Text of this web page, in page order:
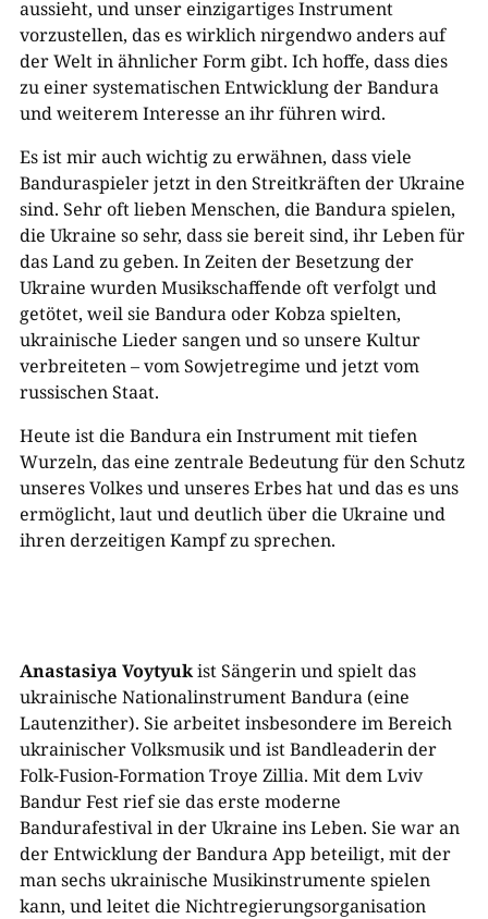
aussieht, und unser einzigartiges Instrument
vorzustellen, das es wirklich nirgendwo anders auf
der Welt in ähnlicher Form gibt. Ich hoffe, dass dies
zu einer systematischen Entwicklung der Bandura
und weiterem Interesse an ihr führen wird.
Es ist mir auch wichtig zu erwähnen, dass viele
Banduraspieler jetzt in den Streitkräften der Ukraine
sind. Sehr oft lieben Menschen, die Bandura spielen,
die Ukraine so sehr, dass sie bereit sind, ihr Leben für
das Land zu geben. In Zeiten der Besetzung der
Ukraine wurden Musikschaffende oft verfolgt und
getötet, weil sie Bandura oder Kobza spielten,
ukrainische Lieder sangen und so unsere Kultur
verbreiteten – vom Sowjetregime und jetzt vom
russischen Staat.
Heute ist die Bandura ein Instrument mit tiefen
Wurzeln, das eine zentrale Bedeutung für den Schutz
unseres Volkes und unseres Erbes hat und das es uns
ermöglicht, laut und deutlich über die Ukraine und
ihren derzeitigen Kampf zu sprechen.
Anastasiya Voytyukist Sängerin und spielt das
ukrainische Nationalinstrument Bandura (eine
Lautenzither). Sie arbeitet insbesondere im Bereich
ukrainischer Volksmusik und ist Bandleaderin der
Folk-Fusion-Formation Troye Zillia. Mit dem Lviv
Bandur Fest rief sie das erste moderne
Bandurafestival in der Ukraine ins Leben. Sie war an
der Entwicklung der Bandura App beteiligt, mit der
man sechs ukrainische Musikinstrumente spielen
kann, und leitet die Nichtregierungsorganisation